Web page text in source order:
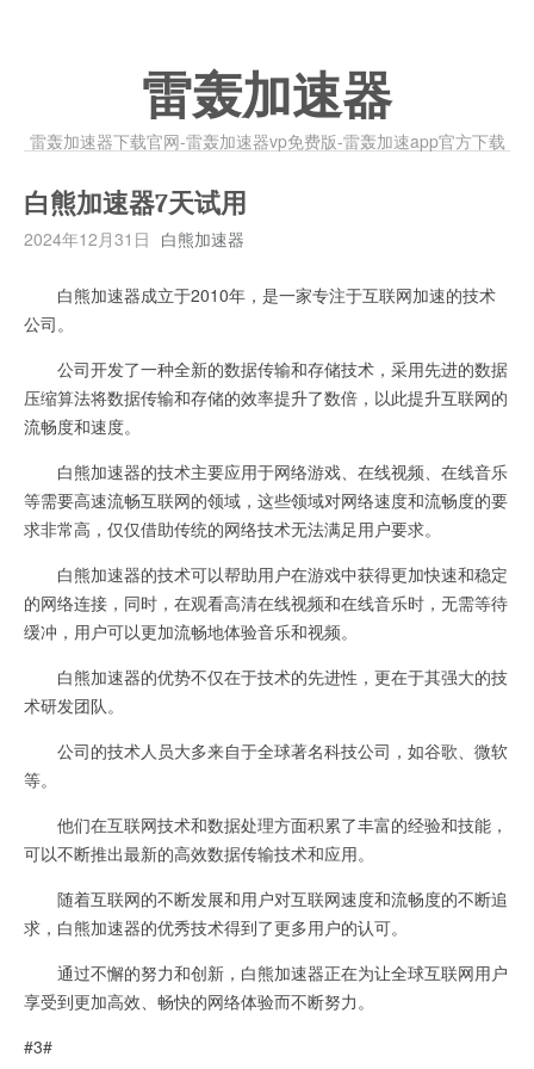
雷轰加速器
雷轰加速器下载官网-雷轰加速器vp免费版-雷轰加速app官方下载
白熊加速器7天试用
2024年12月31日 白熊加速器
白熊加速器成立于2010年，是一家专注于互联网加速的技术
公司。
公司开发了一种全新的数据传输和存储技术，采用先进的数据
压缩算法将数据传输和存储的效率提升了数倍，以此提升互联网的
流畅度和速度。
白熊加速器的技术主要应用于网络游戏、在线视频、在线音乐
等需要高速流畅互联网的领域，这些领域对网络速度和流畅度的要
求非常高，仅仅借助传统的网络技术无法满足用户要求。
白熊加速器的技术可以帮助用户在游戏中获得更加快速和稳定
的网络连接，同时，在观看高清在线视频和在线音乐时，无需等待
缓冲，用户可以更加流畅地体验音乐和视频。
白熊加速器的优势不仅在于技术的先进性，更在于其强大的技
术研发团队。
公司的技术人员大多来自于全球著名科技公司，如谷歌、微软
等。
他们在互联网技术和数据处理方面积累了丰富的经验和技能，
可以不断推出最新的高效数据传输技术和应用。
随着互联网的不断发展和用户对互联网速度和流畅度的不断追
求，白熊加速器的优秀技术得到了更多用户的认可。
通过不懈的努力和创新，白熊加速器正在为让全球互联网用户
享受到更加高效、畅快的网络体验而不断努力。
#3#